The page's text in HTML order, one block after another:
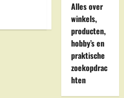
Alles over
winkels,
producten,
hobby’s en
praktische
zoekopdrac
hten